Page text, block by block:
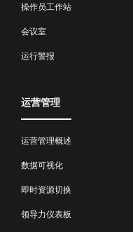
操作员工作站
会议室
运行警报
运营管理
运营管理概述
数据可视化
即时资源切换
领导力仪表板